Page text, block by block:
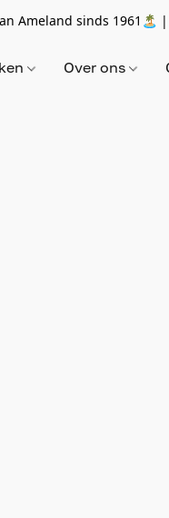
Ameland sinds
Over ons